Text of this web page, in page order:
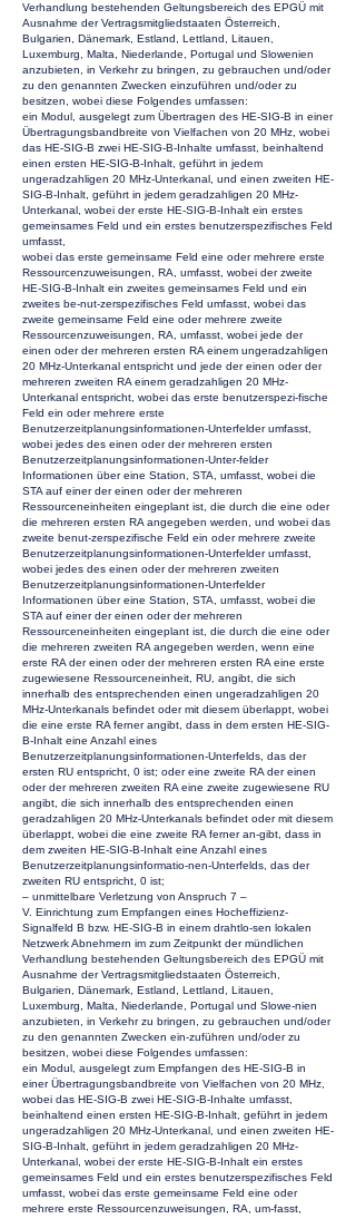
Verhandlung bestehenden Geltungsbereich des EPGÜ mit
Ausnahme der Vertragsmitgliedstaaten Österreich,
Bulgarien, Dänemark, Estland, Lettland, Litauen,
Luxemburg, Malta, Niederlande, Portugal und Slowenien
anzubieten, in Verkehr zu bringen, zu gebrauchen und/oder
zu den genannten Zwecken einzuführen und/oder zu
besitzen, wobei diese Folgendes umfassen:
ein Modul, ausgelegt zum Übertragen des HE-SIG-B in einer
Übertragungsbandbreite von Vielfachen von 20 MHz, wobei
das HE-SIG-B zwei HE-SIG-B-Inhalte umfasst, beinhaltend
einen ersten HE-SIG-B-Inhalt, geführt in jedem
ungeradzahligen 20 MHz-Unterkanal, und einen zweiten HE-
SIG-B-Inhalt, geführt in jedem geradzahligen 20 MHz-
Unterkanal, wobei der erste HE-SIG-B-Inhalt ein erstes
gemeinsames Feld und ein erstes benutzerspezifisches Feld
umfasst,
wobei das erste gemeinsame Feld eine oder mehrere erste
Ressourcenzuweisungen, RA, umfasst, wobei der zweite
HE-SIG-B-Inhalt ein zweites gemeinsames Feld und ein
zweites be-nut-zerspezifisches Feld umfasst, wobei das
zweite gemeinsame Feld eine oder mehrere zweite
Ressourcenzuweisungen, RA, umfasst, wobei jede der
einen oder der mehreren ersten RA einem ungeradzahligen
20 MHz-Unterkanal entspricht und jede der einen oder der
mehreren zweiten RA einem geradzahligen 20 MHz-
Unterkanal entspricht, wobei das erste benutzerspezi-fische
Feld ein oder mehrere erste
Benutzerzeitplanungsinformationen-Unterfelder umfasst,
wobei jedes des einen oder der mehreren ersten
Benutzerzeitplanungsinformationen-Unter-felder
Informationen über eine Station, STA, umfasst, wobei die
STA auf einer der einen oder der mehreren
Ressourceneinheiten eingeplant ist, die durch die eine oder
die mehreren ersten RA angegeben werden, und wobei das
zweite benut-zerspezifische Feld ein oder mehrere zweite
Benutzerzeitplanungsinformationen-Unterfelder umfasst,
wobei jedes des einen oder der mehreren zweiten
Benutzerzeitplanungsinformationen-Unterfelder
Informationen über eine Station, STA, umfasst, wobei die
STA auf einer der einen oder der mehreren
Ressourceneinheiten eingeplant ist, die durch die eine oder
die mehreren zweiten RA angegeben werden, wenn eine
erste RA der einen oder der mehreren ersten RA eine erste
zugewiesene Ressourceneinheit, RU, angibt, die sich
innerhalb des entsprechenden einen ungeradzahligen 20
MHz-Unterkanals befindet oder mit diesem überlappt, wobei
die eine erste RA ferner angibt, dass in dem ersten HE-SIG-
B-Inhalt eine Anzahl eines
Benutzerzeitplanungsinformationen-Unterfelds, das der
ersten RU entspricht, 0 ist; oder eine zweite RA der einen
oder der mehreren zweiten RA eine zweite zugewiesene RU
angibt, die sich innerhalb des entsprechenden einen
geradzahligen 20 MHz-Unterkanals befindet oder mit diesem
überlappt, wobei die eine zweite RA ferner an-gibt, dass in
dem zweiten HE-SIG-B-Inhalt eine Anzahl eines
Benutzerzeitplanungsinformatio-nen-Unterfelds, das der
zweiten RU entspricht, 0 ist;
– unmittelbare Verletzung von Anspruch 7 –
V. Einrichtung zum Empfangen eines Hocheffizienz-
Signalfeld B bzw. HE-SIG-B in einem drahtlo-sen lokalen
Netzwerk Abnehmern im zum Zeitpunkt der mündlichen
Verhandlung bestehenden Geltungsbereich des EPGÜ mit
Ausnahme der Vertragsmitgliedstaaten Österreich,
Bulgarien, Dänemark, Estland, Lettland, Litauen,
Luxemburg, Malta, Niederlande, Portugal und Slowe-nien
anzubieten, in Verkehr zu bringen, zu gebrauchen und/oder
zu den genannten Zwecken ein-zuführen und/oder zu
besitzen, wobei diese Folgendes umfassen:
ein Modul, ausgelegt zum Empfangen des HE-SIG-B in
einer Übertragungsbandbreite von Vielfachen von 20 MHz,
wobei das HE-SIG-B zwei HE-SIG-B-Inhalte umfasst,
beinhaltend einen ersten HE-SIG-B-Inhalt, geführt in jedem
ungeradzahligen 20 MHz-Unterkanal, und einen zweiten HE-
SIG-B-Inhalt, geführt in jedem geradzahligen 20 MHz-
Unterkanal, wobei der erste HE-SIG-B-Inhalt ein erstes
gemeinsames Feld und ein erstes benutzerspezifisches Feld
umfasst, wobei das erste gemeinsame Feld eine oder
mehrere erste Ressourcenzuweisungen, RA, um-fasst,